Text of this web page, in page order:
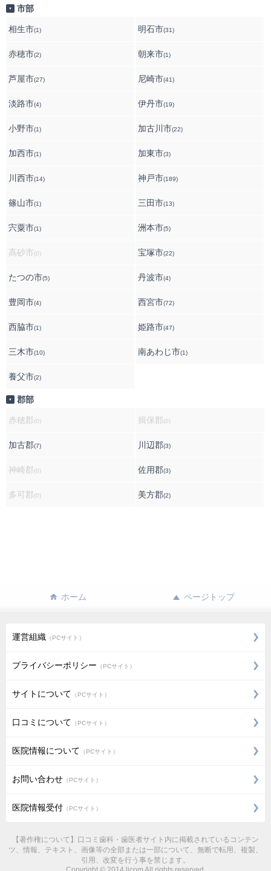
▼ 市部
相生市(1) 明石市(31)
赤穂市(2) 朝来市(1)
芦屋市(27) 尼崎市(41)
淡路市(4) 伊丹市(19)
小野市(1) 加古川市(22)
加西市(1) 加東市(3)
川西市(14) 神戸市(189)
篠山市(1) 三田市(13)
宍粟市(1) 洲本市(5)
高砂市 (0) 宝塚市(22)
たつの市(5) 丹波市(4)
豊岡市(4) 西宮市(72)
西脇市(1) 姫路市(47)
三木市(10) 南あわじ市(1)
養父市(2)
▼ 郡部
赤穂郡(0) 揖保郡(0)
加古郡(7) 川辺郡(3)
神崎郡(0) 佐用郡(3)
多可郡(0) 美方郡(2)
ホーム ページトップ
運営組織 （PCサイト）
プライバシーポリシー （PCサイト）
サイトについて （PCサイト）
口コミについて （PCサイト）
医院情報について （PCサイト）
お問い合わせ （PCサイト）
医院情報受付 （PCサイト）
【著作権について】口コミ歯科・歯医者サイト内に掲載されているコンテン
ツ、情報、テキスト、画像等の全部または一部について、無断で転用、複製、
引用、改変を行う事を禁じます。